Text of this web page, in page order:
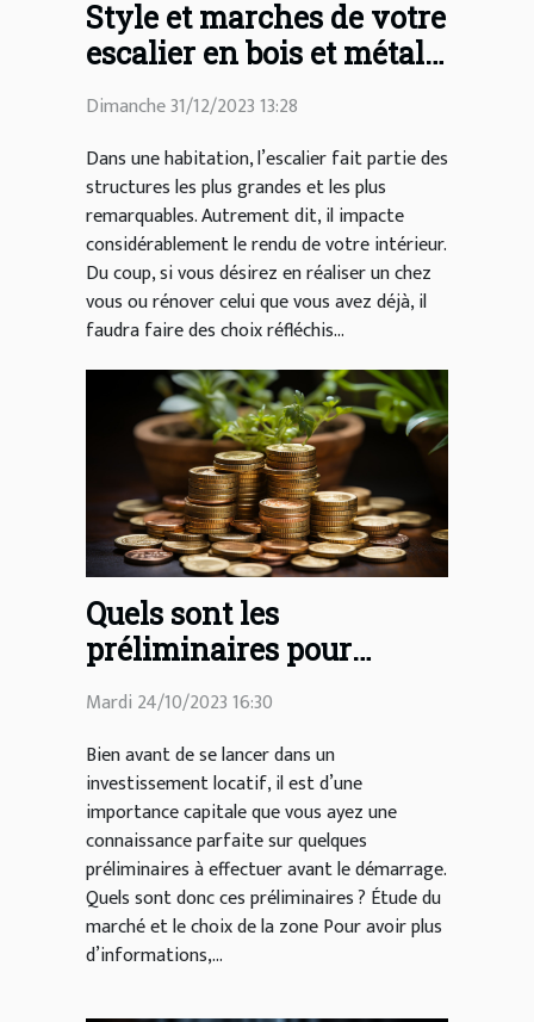
Style et marches de votre
escalier en bois et métal :
comment les choisir ?
Dimanche 31/12/2023 13:28
Dans une habitation, l’escalier fait partie des
structures les plus grandes et les plus
remarquables. Autrement dit, il impacte
considérablement le rendu de votre intérieur.
Du coup, si vous désirez en réaliser un chez
vous ou rénover celui que vous avez déjà, il
faudra faire des choix réfléchis...
Quels sont les
préliminaires pour
réussir un
investissement locatif ?
Mardi 24/10/2023 16:30
Bien avant de se lancer dans un
investissement locatif, il est d’une
importance capitale que vous ayez une
connaissance parfaite sur quelques
préliminaires à effectuer avant le démarrage.
Quels sont donc ces préliminaires ? Étude du
marché et le choix de la zone Pour avoir plus
d’informations,...